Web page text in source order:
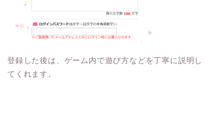
登録した後は、ゲーム内で遊び方などを丁寧に説明し
てくれます。